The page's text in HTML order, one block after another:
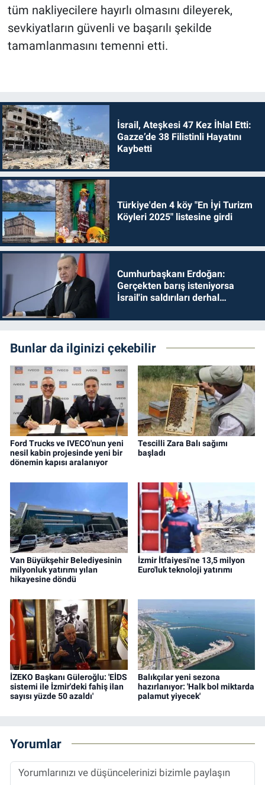
tüm nakliyecilere hayırlı olmasını dileyerek,
sevkiyatların güvenli ve başarılı şekilde
tamamlanmasını temenni etti.
İsrail, Ateşkesi 47 Kez İhlal Etti:
Gazze’de 38 Filistinli Hayatını
Kaybetti
Türkiye'den 4 köy "En İyi Turizm
Köyleri 2025" listesine girdi
Cumhurbaşkanı Erdoğan:
Gerçekten barış isteniyorsa
İsrail'in saldırıları derhal
Bunlar da ilginizi çekebilir
Ford Trucks ve IVECO'nun yeni
nesil kabin projesinde yeni bir
dönemin kapısı aralanıyor
Tescilli Zara Balı sağımı
başladı
Van Büyükşehir Belediyesinin
milyonluk yatırımı yılan
hikayesine döndü
İzmir İtfaiyesi'ne 13,5 milyon
Euro'luk teknoloji yatırımı
İZEKO Başkanı Güleroğlu: 'EİDS
sistemi ile İzmir'deki fahiş ilan
sayısı yüzde 50 azaldı'
Balıkçılar yeni sezona
hazırlanıyor: 'Halk bol miktarda
palamut yiyecek'
Yorumlar